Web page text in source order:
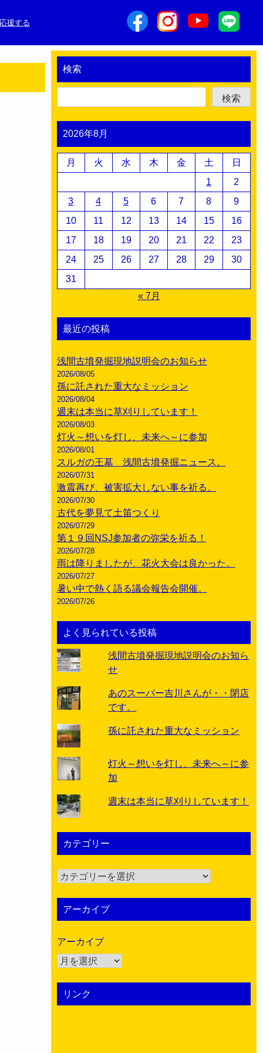
応援する
検索
検索
2026年8月
月 火 水 木 金 土
日
1
2
3
4 5 6 7 8
9
10
11 12 13 14 15
16
17
18 19 20 21 22
23
24
25 26 27 28 29
30
31
« 7月
最近の投稿
浅間古墳発掘現地説明会のお知らせ
2026/08/05
孫に託された重大なミッション
2026/08/04
週末は本当に草刈りしています！
2026/08/03
灯火～想いを灯し、未来へ～に参加
2026/08/01
スルガの王墓 浅間古墳発掘ニュース。
2026/07/31
激震再び、被害拡大しない事を祈る。
2026/07/30
古代を夢見て土笛つくり
2026/07/29
第１９回NSJ参加者の弥栄を祈る！
2026/07/28
雨は降りましたが、花火大会は良かった。
2026/07/27
暑い中で熱く語る議会報告会開催。
2026/07/26
よく見られている投稿
浅間古墳発掘現地説明会のお知ら
せ
あのスーパー吉川さんが・・閉店
です。
孫に託された重大なミッション
灯火～想いを灯し、未来へ～に参
加
週末は本当に草刈りしています！
カテゴリー
カ
アーカイブ
アーカイブ
リンク